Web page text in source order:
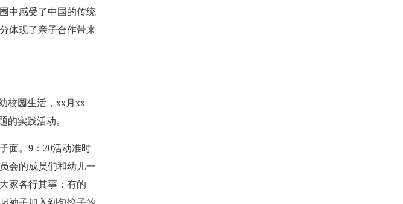
中感受了中国的传统
体现了亲子合作带来
校园生活，xx月xx
的实践活动。
面。9：20活动准时
会的成员们和幼儿一
家各行其事；有的